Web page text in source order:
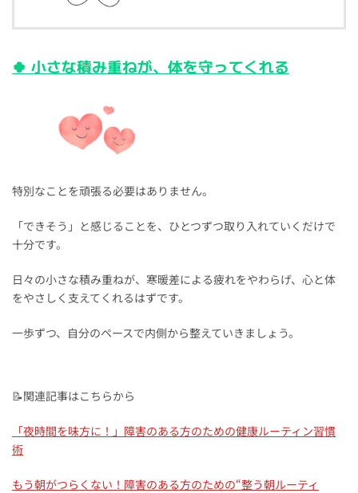
🍀 小さな積み重ねが、体を守ってくれる
特別なことを頑張る必要はありません。
「できそう」と感じることを、ひとつずつ取り入れていくだけで
十分です。
日々の小さな積み重ねが、寒暖差による疲れをやわらげ、心と体
をやさしく支えてくれるはずです。
一歩ずつ、自分のペースで内側から整えていきましょう。
📝関連記事はこちらから
「夜時間を味方に！」障害のある方のための健康ルーティン習慣
術
もう朝がつらくない！障害のある方のための“整う朝ルーティ